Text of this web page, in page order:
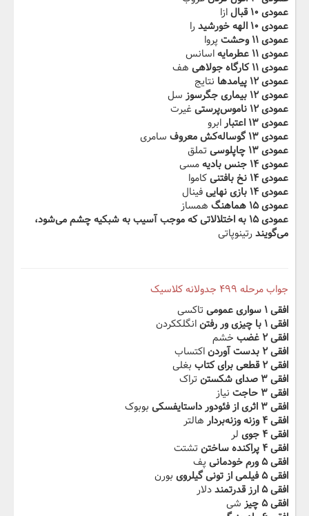
عمودی ۱۰ قبال
ازا
عمودی ۱۰ الهه خورشید
را
عمودی ۱۱ وحشت
پروا
عمودی ۱۱ عطرمایه
اسانس
عمودی ۱۱ کارگاه جولاهی
هف
عمودی ۱۲ پیامدها
نتایج
عمودی ۱۲ بیماری جگرسوز
سل
عمودی ۱۲ ناموس‌پرستی
غیرت
عمودی ۱۳ اعتبار
ابرو
عمودی ۱۳ گوساله‌کش معروف
سامری
عمودی ۱۳ چاپلوسی
تملق
عمودی ۱۴ جنس بادیه
مسی
عمودی ۱۴ نخ بافتنی
کاموا
عمودی ۱۴ بازی نهایی
فینال
عمودی ۱۵ هماهنگ
همساز
عمودی ۱۵ به اختلالاتی که موجب آسیب به شبکیه چشم می‌شود،
می‌گویندرتینوپاتی
جواب مرحله ۴۹۹ جدولانه کلاسیک
افقی ۱ سواری عمومی
تاکسی
افقی ۱ با چیزی ور رفتن
انگلککردن
افقی ۲ غضب
خشم
افقی ۲ بدست آوردن
اکتساب
افقی ۲ قطعی برای کتاب
بغلی
افقی ۳ صدای شکستن
تراک
افقی ۳ حاجت
نیاز
افقی ۳ اثری از فئودور داستایفسکی
بوبوک
افقی ۴ وزنه وزنه‌بردار
هالتر
افقی ۴ جوی
لر
افقی ۴ پراکنده ساختن
تشتت
افقی ۵ ورم خودمانی
پف
افقی ۵ فیلمی از تونی گیلروی
بورن
افقی ۵ ارز قدرتمند
دلار
افقی ۵ چیز
شی